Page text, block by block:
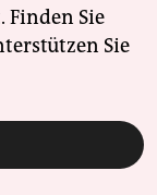
Finden Sie
Sie